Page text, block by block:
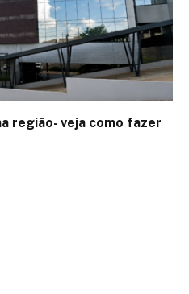
região- veja como fazer